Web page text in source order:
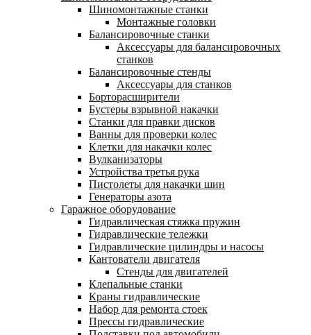
Шиномонтажные станки
Монтажные головки
Балансировочные станки
Аксессуары для балансировочных
станков
Балансировочные стенды
Аксессуары для станков
Борторасширители
Бустеры взрывной накачки
Станки для правки дисков
Ванны для проверки колес
Клетки для накачки колес
Вулканизаторы
Устройства третья рука
Пистолеты для накачки шин
Генераторы азота
Гаражное оборудование
Гидравлическая стяжка пружин
Гидравлические тележки
Гидравлические цилиндры и насосы
Кантователи двигателя
Стенды для двигателей
Клепальные станки
Краны гидравлические
Набор для ремонта стоек
Прессы гидравлические